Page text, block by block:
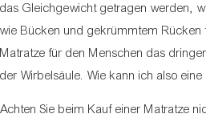
das Gleichgewicht getragen werden,
wie Bücken und gekrümmtem Rücken
Matratze für den Menschen das
der Wirbelsäule. Wie kann ich also
Achten Sie beim Kauf einer Matratze